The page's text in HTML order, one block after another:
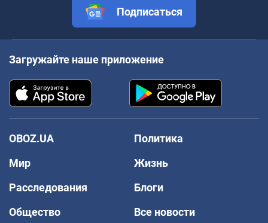
Подписаться
Загружайте наше приложение
OBOZ.UA
Политика
Мир
Жизнь
Расследования
Блоги
Общество
Все новости